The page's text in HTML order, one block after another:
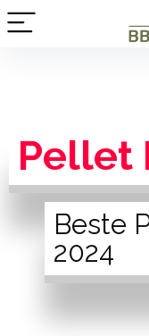
Pellet
Beste
2024